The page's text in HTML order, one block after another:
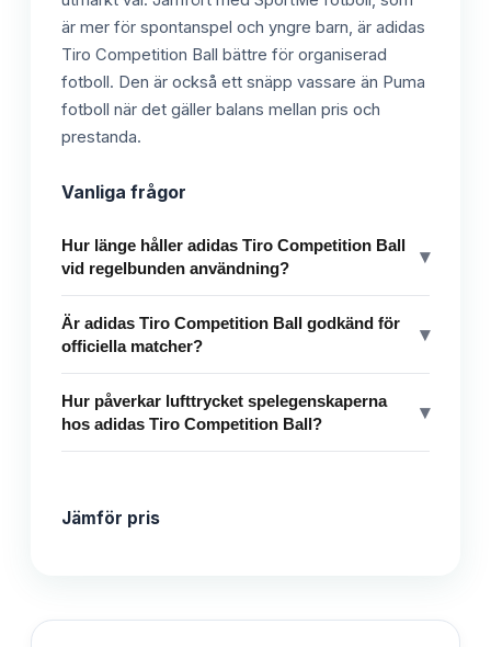
är mer för spontanspel och yngre barn, är adidas
Tiro Competition Ball bättre för organiserad
fotboll. Den är också ett snäpp vassare än Puma
fotboll när det gäller balans mellan pris och
prestanda.
Vanliga frågor
Hur länge håller adidas Tiro Competition Ball
vid regelbunden användning?
▾
Är adidas Tiro Competition Ball godkänd för
officiella matcher?
▾
Hur påverkar lufttrycket spelegenskaperna
hos adidas Tiro Competition Ball?
▾
Jämför pris